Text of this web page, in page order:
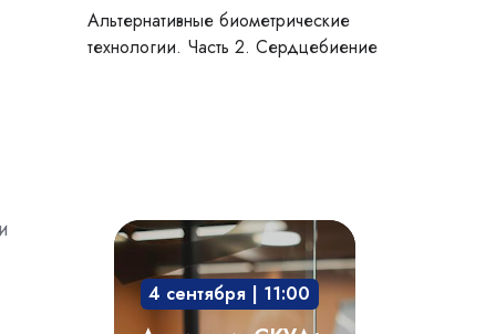
Альтернативные биометрические
технологии. Часть 2. Сердцебиение
Академия
СКУД:
мобильный
доступ,
4 сентября | 11:00